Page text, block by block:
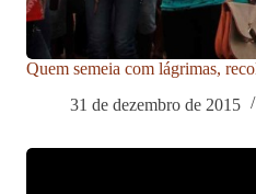
Quem semeia com lágrimas,
31 de dezembro de 2015